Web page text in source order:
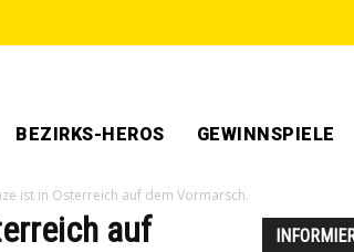
BEZIRKS-HEROS GEWINNSPIELE
ist in Österreich auf dem Vormarsch.
auf